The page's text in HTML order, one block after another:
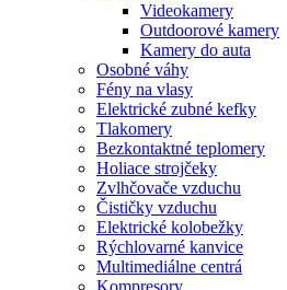
Videokamery
Outdoorové kamery
Kamery do auta
Osobné váhy
Fény na vlasy
Elektrické zubné kefky
Tlakomery
Bezkontaktné teplomery
Holiace strojčeky
Zvlhčovače vzduchu
Čističky vzduchu
Elektrické kolobežky
Rýchlovarné kanvice
Multimediálne centrá
Kompresory